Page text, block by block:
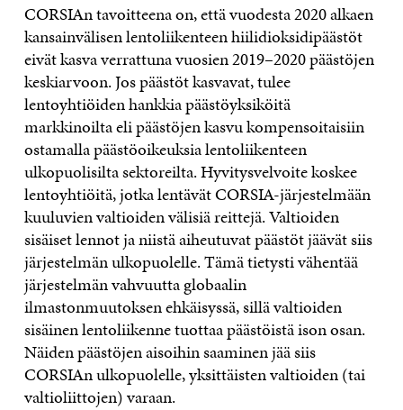
CORSIAn tavoitteena on, että vuodesta 2020 alkaen
kansainvälisen lentoliikenteen hiilidioksidipäästöt
eivät kasva verrattuna vuosien 2019–2020 päästöjen
keskiarvoon. Jos päästöt kasvavat, tulee
lentoyhtiöiden hankkia päästöyksiköitä
markkinoilta eli päästöjen kasvu kompensoitaisiin
ostamalla päästöoikeuksia lentoliikenteen
ulkopuolisilta sektoreilta. Hyvitysvelvoite koskee
lentoyhtiöitä, jotka lentävät CORSIA-järjestelmään
kuuluvien valtioiden välisiä reittejä. Valtioiden
sisäiset lennot ja niistä aiheutuvat päästöt jäävät siis
järjestelmän ulkopuolelle. Tämä tietysti vähentää
järjestelmän vahvuutta globaalin
ilmastonmuutoksen ehkäisyssä, sillä valtioiden
sisäinen lentoliikenne tuottaa päästöistä ison osan.
Näiden päästöjen aisoihin saaminen jää siis
CORSIAn ulkopuolelle, yksittäisten valtioiden (tai
valtioliittojen) varaan.